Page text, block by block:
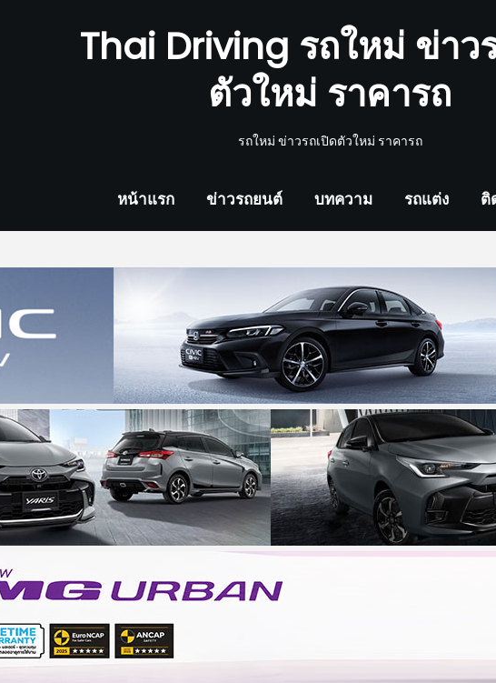
Thai Driving รถใหม่ ข่าว
ตัวใหม่ ราคารถ
รถใหม่ ข่าวรถเปิดตัวใหม่ ราคารถ
หน้าแรก ข่าวรถยนต์ บทความ รถแต่ง ติ